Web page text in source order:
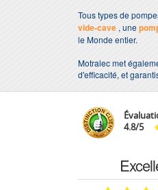
Tous types de
vide-cave , une
le Monde entier.
Motralec met
d'efficacité, et
4.8/5
bien rien a dire .what else